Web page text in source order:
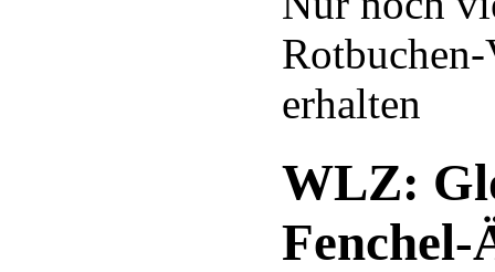
Rotbuchen-
erhalten
WLZ:
Fenchel-